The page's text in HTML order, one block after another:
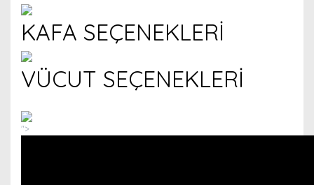
KAFA SEÇENEKLERİ
VÜCUT SEÇENEKLERİ
">